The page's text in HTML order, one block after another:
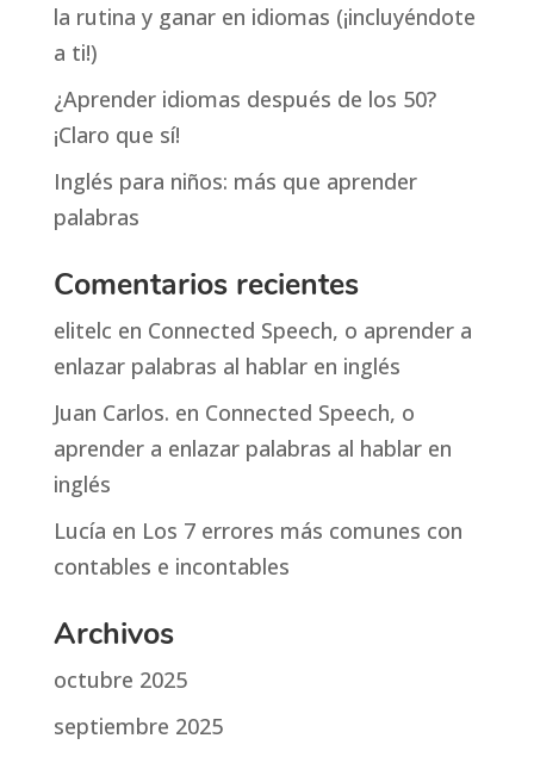
la rutina y ganar en idiomas (¡incluyéndote
a ti!)
¿Aprender idiomas después de los 50?
¡Claro que sí!
Inglés para niños: más que aprender
palabras
Comentarios recientes
elitelc en Connected Speech, o aprender a
enlazar palabras al hablar en inglés
Juan Carlos. en Connected Speech, o
aprender a enlazar palabras al hablar en
inglés
Lucía en Los 7 errores más comunes con
contables e incontables
Archivos
octubre 2025
septiembre 2025